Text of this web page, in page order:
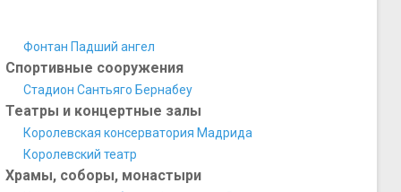
Фонтан Падший ангел
Спортивные сооружения
Стадион Сантьяго Бернабеу
Театры и концертные залы
Королевская консерватория Мадрида
Королевский театр
Храмы, соборы, монастыри